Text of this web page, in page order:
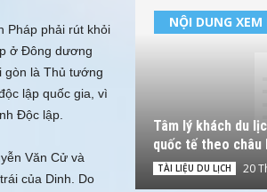
Pháp phải rút khỏi
ở Ðông dương
gòn là Thủ tướng
lập quốc gia, vì
Ðộc lập.
Văn Cử và
của Dinh. Do
NỘI DUNG XEM
Tâm lý khách du
quốc tế theo châu
TÀI LIỆU DU LỊCH 20